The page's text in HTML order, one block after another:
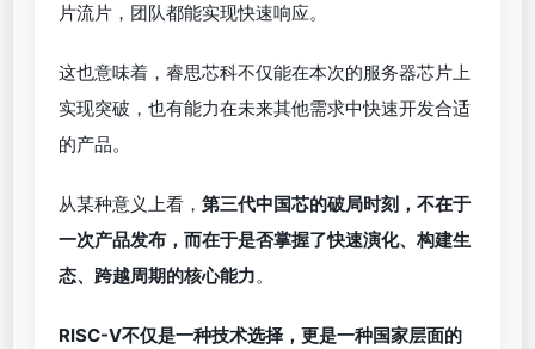
片流片，团队都能实现快速响应。
这也意味着，睿思芯科不仅能在本次的服务器芯片上
实现突破，也有能力在未来其他需求中快速开发合适
的产品。
从某种意义上看， 第三代中国芯的破局时刻，不在于
一次产品发布，而在于是否掌握了快速演化、构建生
态、跨越周期的核心能力。
RISC-V不仅是一种技术选择，更是一种国家层面的